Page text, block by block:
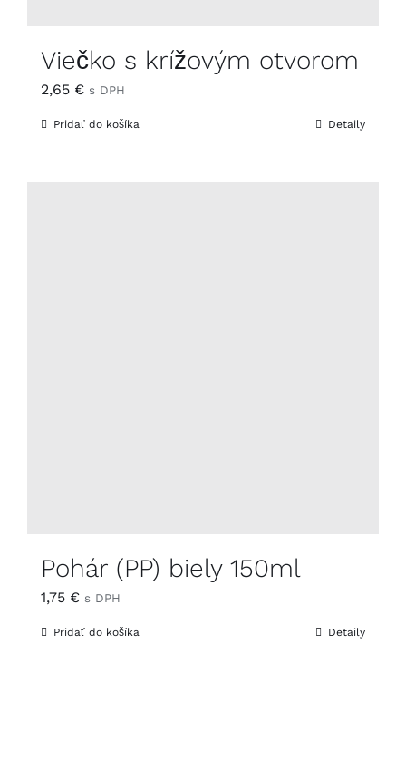
Viečko s krížovým otvorom
2,65 € s DPH
Pridať do košíka Detaily
Pohár (PP) biely 150ml
1,75 € s DPH
Pridať do košíka Detaily